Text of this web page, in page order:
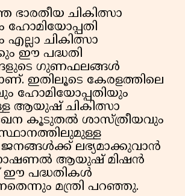
ഭാരതീയ ചികിത്സാ
ഹോമിയോപ്പതി
ചികിത്സാ
ഈ പദ്ധതി
ഗുണഫലങ്ങള്‍
ഇതിലൂടെ കേരളത്തിലെ
ഹോമിയോപ്പതിയും
ആയുഷ് ചികിത്സാ
കൂടുതല്‍ ശാസ്ത്രീയവും
ലഭ്യമാക്കുവാന്‍
നാഷണല്‍ ആയുഷ് മിഷന്‍
പദ്ധതികള്‍
മന്ത്രി പറഞ്ഞു.